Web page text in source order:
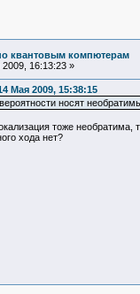
квантовым компютерам
16:13:23 »
Мая 2009, 15:38:15
носят
тоже необратима,
хода нет?